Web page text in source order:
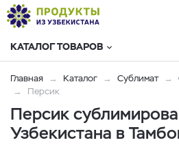
КАТАЛОГ ТОВАРОВ
Главная Каталог Сублимат
Персик
Персик
Узбекистана в